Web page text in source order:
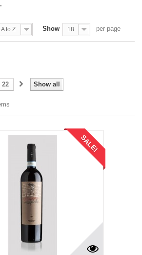
to Z Show 18 per page
Show all
22
SALE!